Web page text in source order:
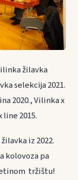
žilavka
selekcija 2021.
2020., Vilinka x
line 2015.
iz 2022.
kolovoza pa
tržištu!